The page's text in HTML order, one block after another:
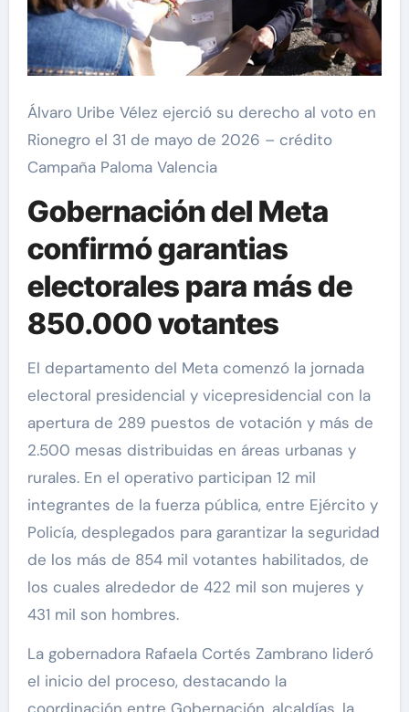
Álvaro Uribe Vélez ejerció su derecho al voto en
Rionegro el 31 de mayo de 2026 – crédito
Campaña Paloma Valencia
Gobernación del Meta
confirmó garantias
electorales para más de
850.000 votantes
El departamento del Meta comenzó la jornada
electoral presidencial y vicepresidencial con la
apertura de 289 puestos de votación y más de
2.500 mesas distribuidas en áreas urbanas y
rurales. En el operativo participan 12 mil
integrantes de la fuerza pública, entre Ejército y
Policía, desplegados para garantizar la seguridad
de los más de 854 mil votantes habilitados, de
los cuales alrededor de 422 mil son mujeres y
431 mil son hombres.
La gobernadora Rafaela Cortés Zambrano lideró
el inicio del proceso, destacando la